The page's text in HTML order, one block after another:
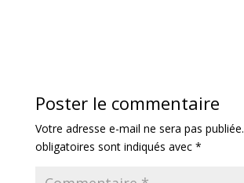
Poster le commentaire
Votre adresse e-mail ne sera pas publiée.
obligatoires sont indiqués avec *